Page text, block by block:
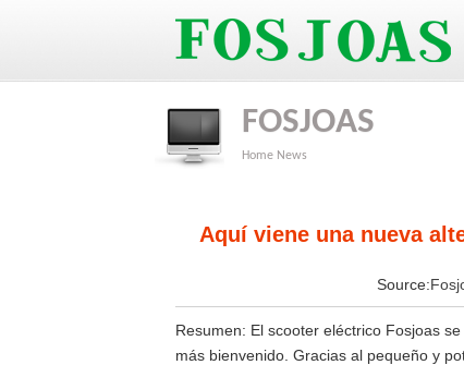
FOSJOAS
Home News
Aquí viene una nueva
Source:
Resumen: El scooter eléctrico Fosjoas
más bienvenido. Gracias al pequeño y